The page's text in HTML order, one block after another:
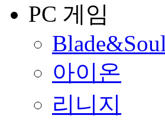
PC 게임
Blade&Soul
아이온
리니지